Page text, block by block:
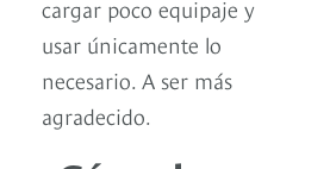
cargar poco equipaje y
usar únicamente lo
necesario. A ser más
agradecido.